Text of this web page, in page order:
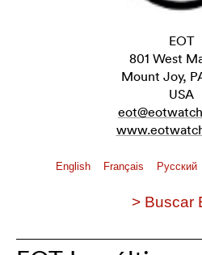
EOT
801 West
Mount Joy,
USA
English Français Pусский
> Buscar